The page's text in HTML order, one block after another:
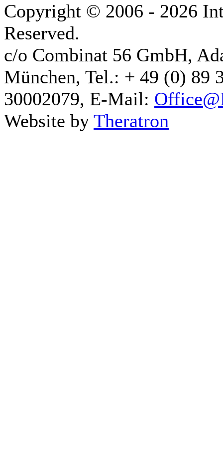
Copyright © 2006 - 2026
Reserved.
c/o Combinat 56 GmbH,
München, Tel.: + 49 (0) 89
30002079, E-Mail:
Website by Theratron